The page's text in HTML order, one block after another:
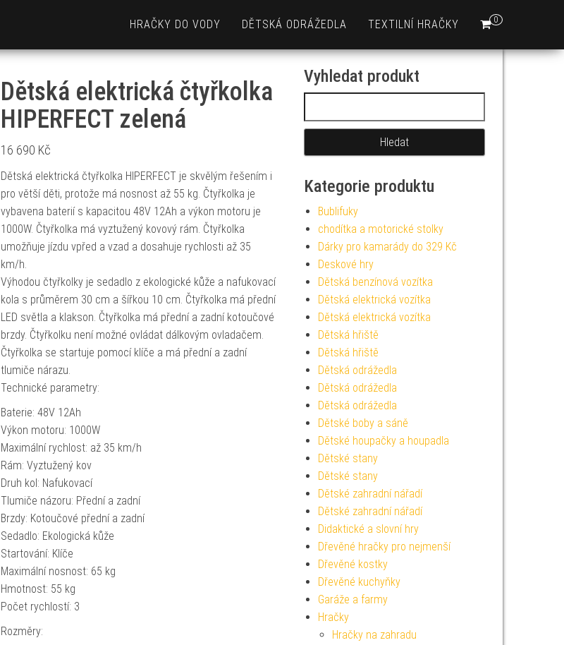
0
HRAČKY DO VODY DĚTSKÁ ODRÁŽEDLA TEXTILNÍ HRAČKY
Dětská elektrická čtyřkolka
HIPERFECT zelená
16 690 Kč
Dětská elektrická čtyřkolka HIPERFECT je skvělým řešením i
pro větší děti, protože má nosnost až 55 kg. Čtyřkolka je
vybavena baterií s kapacitou 48V 12Ah a výkon motoru je
1000W. Čtyřkolka má vyztužený kovový rám. Čtyřkolka
umožňuje jízdu vpřed a vzad a dosahuje rychlosti až 35
km/h.
Výhodou čtyřkolky je sedadlo z ekologické kůže a nafukovací
kola s průměrem 30 cm a šířkou 10 cm. Čtyřkolka má přední
LED světla a klakson. Čtyřkolka má přední a zadní kotoučové
brzdy. Čtyřkolku není možné ovládat dálkovým ovladačem.
Čtyřkolka se startuje pomocí klíče a má přední a zadní
tlumiče nárazu.
Technické parametry:
Baterie: 48V 12Ah
Výkon motoru: 1000W
Maximální rychlost: až 35 km/h
Rám: Vyztužený kov
Druh kol: Nafukovací
Tlumiče názoru: Přední a zadní
Brzdy: Kotoučové přední a zadní
Sedadlo: Ekologická kůže
Startování: Klíče
Maximální nosnost: 65 kg
Hmotnost: 55 kg
Počet rychlostí: 3
Rozměry:
Vyhledat produkt
Kategorie produktu
Bublifuky
chodítka a motorické stolky
Dárky pro kamarády do 329 Kč
Deskové hry
Dětská benzínová vozítka
Dětská elektrická vozítka
Dětská elektrická vozítka
Dětská hřiště
Dětská hřiště
Dětská odrážedla
Dětská odrážedla
Dětská odrážedla
Dětské boby a sáně
Dětské houpačky a houpadla
Dětské stany
Dětské stany
Dětské zahradní nářadí
Dětské zahradní nářadí
Didaktické a slovní hry
Dřevěné hračky pro nejmenší
Dřevěné kostky
Dřevěné kuchyňky
Garáže a farmy
Hračky
Hračky na zahradu